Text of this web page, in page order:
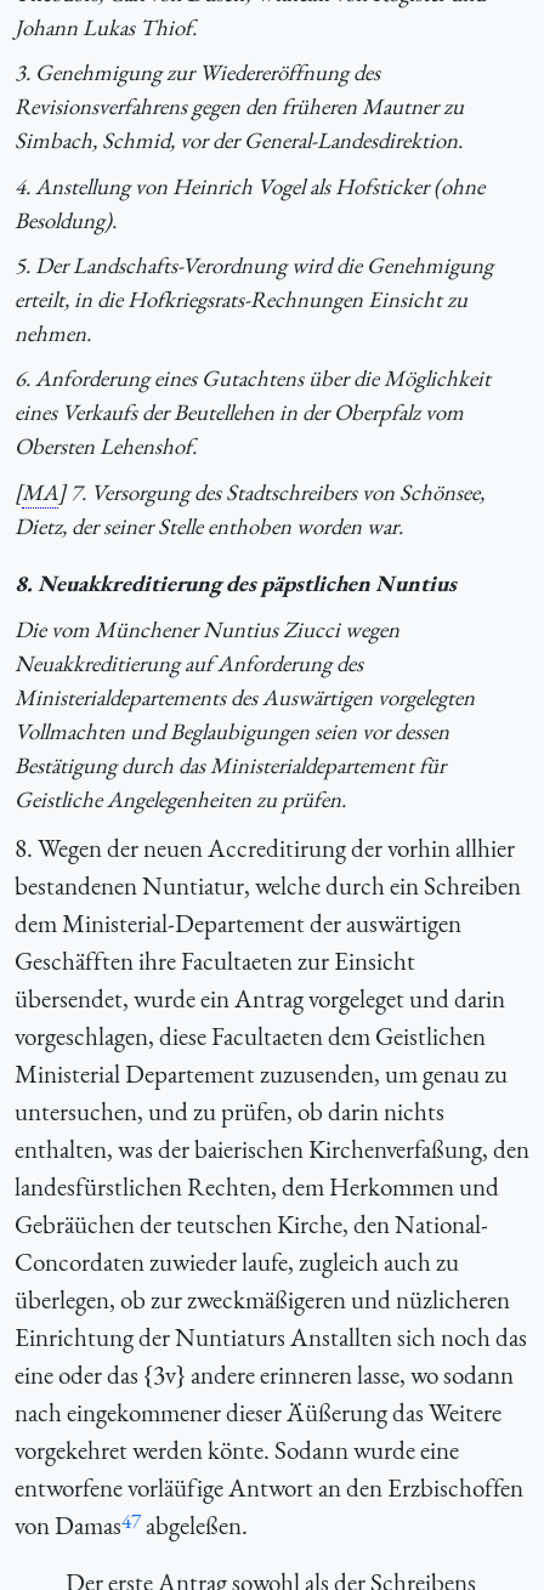
Johann Lukas Thiof.
3. Genehmigung zur Wiedereröffnung des
Revisionsverfahrens gegen den früheren Mautner zu
Simbach, Schmid, vor der General-Landesdirektion.
4. Anstellung von Heinrich Vogel als Hofsticker (ohne
Besoldung).
5. Der Landschafts-Verordnung wird die Genehmigung
erteilt, in die Hofkriegsrats-Rechnungen Einsicht zu
nehmen.
6. Anforderung eines Gutachtens über die Möglichkeit
eines Verkaufs der Beutellehen in der Oberpfalz vom
Obersten Lehenshof.
[MA] 7. Versorgung des Stadtschreibers von Schönsee,
Dietz, der seiner Stelle enthoben worden war.
8. Neuakkreditierung des päpstlichen Nuntius
Die vom Münchener Nuntius Ziucci wegen
Neuakkreditierung auf Anforderung des
Ministerialdepartements des Auswärtigen vorgelegten
Vollmachten und Beglaubigungen seien vor dessen
Bestätigung durch das Ministerialdepartement für
Geistliche Angelegenheiten zu prüfen.
8. Wegen der neuen Accreditirung der vorhin allhier
bestandenen Nuntiatur, welche durch ein Schreiben
dem Ministerial-Departement der auswärtigen
Geschäfften ihre Facultaeten zur Einsicht
übersendet, wurde ein Antrag vorgeleget und darin
vorgeschlagen, diese Facultaeten dem Geistlichen
Ministerial Departement zuzusenden, um genau zu
untersuchen, und zu prüfen, ob darin nichts
enthalten, was der baierischen Kirchenverfaßung, den
landesfürstlichen Rechten, dem Herkommen und
Gebräüchen der teutschen Kirche, den National-
Concordaten zuwieder laufe, zugleich auch zu
überlegen, ob zur zweckmäßigeren und nüzlicheren
Einrichtung der Nuntiaturs Anstallten sich noch das
eine oder das {3v} andere erinneren lasse, wo sodann
nach eingekommener dieser Äüßerung das Weitere
vorgekehret werden könte. Sodann wurde eine
entworfene vorläüfige Antwort an den Erzbischoffen
von Damas47abgeleßen.
Der erste Antrag sowohl als der Schreibens